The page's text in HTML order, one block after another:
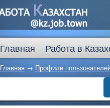
Главная Работа в
Главная → Профили